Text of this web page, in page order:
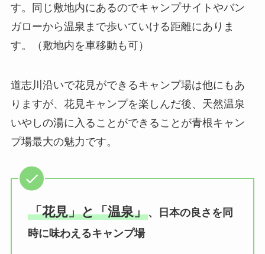
す。同じ敷地内にあるのでキャンプサイトやバン
ガローから温泉まで歩いていける距離にありま
す。（敷地内を車移動も可）
道志川沿いで花見ができるキャンプ場は他にもあ
りますが、花見キャンプを楽しんだ後、天然温泉
いやしの湯に入ることができることが青根キャン
プ場最大の魅力です。
「花見」と「温泉」、日本の良さを同
時に味わえるキャンプ場